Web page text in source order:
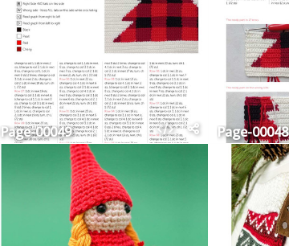
Page-00049 Page-00048